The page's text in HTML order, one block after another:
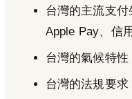
台灣的主流支付
Apple Pay、信
台灣的氣候特性
台灣的法規要求